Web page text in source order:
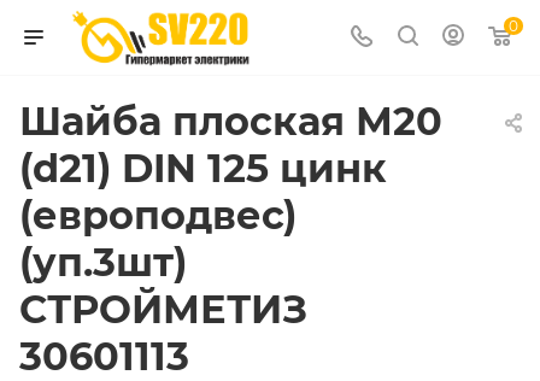
0
Шайба плоская М20
(d21) DIN 125 цинк
(европодвес)
(уп.3шт)
СТРОЙМЕТИЗ
30601113